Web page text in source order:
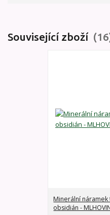
Související zboží 16
Minerální náramek
obsidián -